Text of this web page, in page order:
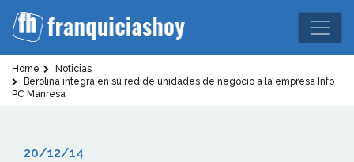
Home
Noticias
Berolina integra en su red de unidades de negocio a la empresa Info
PC Manresa
20/12/14